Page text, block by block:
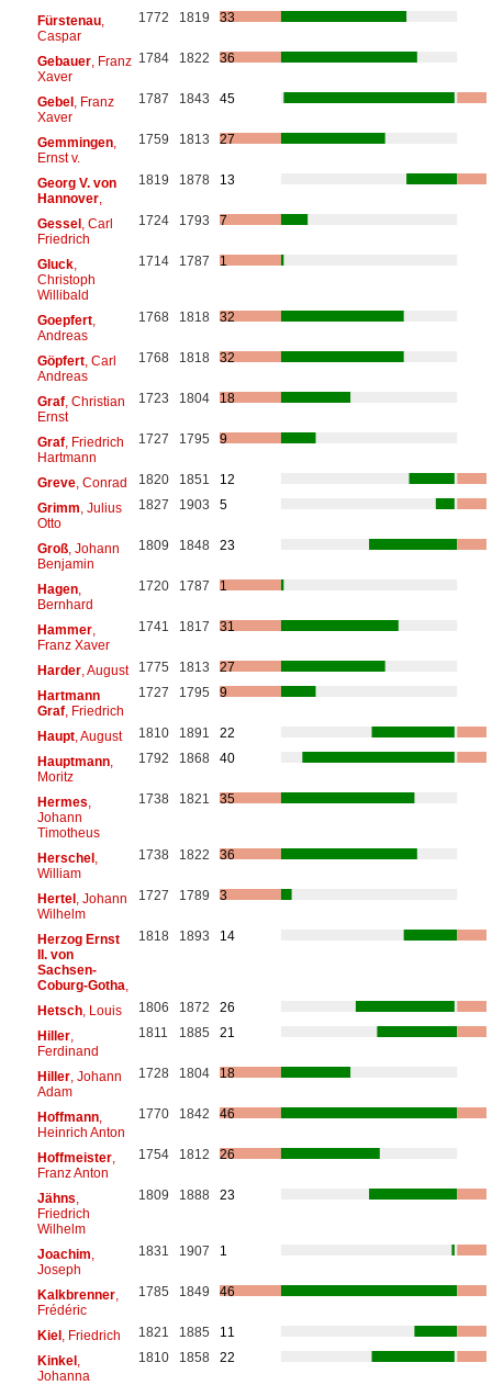
Fürstenau,
Caspar
1772 1819 33
Gebauer, Franz
Xaver
1784 1822 36
Gebel, Franz
Xaver
1787 1843 45
Gemmingen,
Ernst v.
1759 1813 27
Georg V. von
Hannover,
1819 1878 13
Gessel, Carl
Friedrich
1724 1793 7
Gluck,
Christoph
Willibald
1714 1787 1
Goepfert,
Andreas
1768 1818 32
Göpfert, Carl
Andreas
1768 1818 32
Graf, Christian
Ernst
1723 1804 18
Graf, Friedrich
Hartmann
1727 1795 9
Greve, Conrad 1820 1851
12
Grimm , Julius
Otto
1827 1903 5
Groß, Johann
Benjamin
1809 1848 23
Hagen,
Bernhard
1720 1787 1
Hammer,
Franz Xaver
1741 1817 31
Harder, August 1775 1813
27
Hartmann
Graf, Friedrich
1727 1795 9
Haupt, August 1810 1891
22
Hauptmann,
Moritz
1792 1868 40
Hermes
Johann
Timotheus
1738 1821 35
Herschel,
William
1738 1822 36
Hertel, Johann
Wilhelm
1727 1789 3
Herzog Ernst
II. von
Sachsen-
Coburg-Gotha
1818 1893 14
Hetsch, Louis 1806 1872
26
Hiller,
Ferdinand
1811 1885 21
Hiller, Johann
Adam
1728 1804 18
Hoffmann,
Heinrich Anton
1770 1842 46
Hoffmeister,
Franz Anton
1754 1812 26
Jähns
Friedrich
Wilhelm
1809 1888 23
Joachim
Joseph
1831 1907 1
Kalkbrenner,
Frédéric
1785 1849 46
Kiel, Friedrich 1821 1885
11
Kinkel,
Johanna
1810 1858 22